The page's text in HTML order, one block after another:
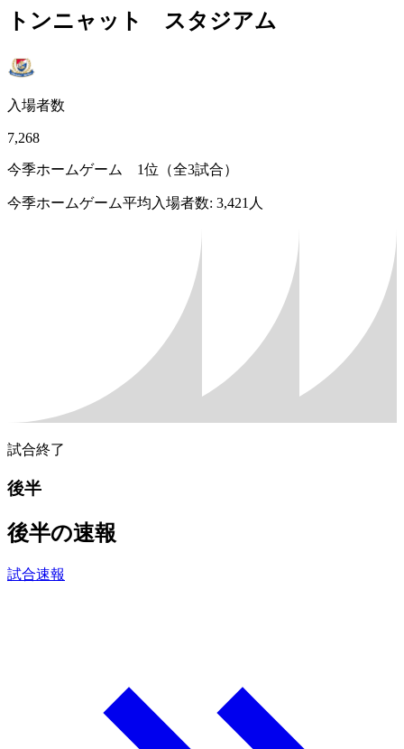
トンニャット スタジアム
入場者数
7,268
今季ホームゲーム 1位（全3試合）
今季ホームゲーム平均入場者数: 3,421人
試合終了
後半
後半の速報
試合速報